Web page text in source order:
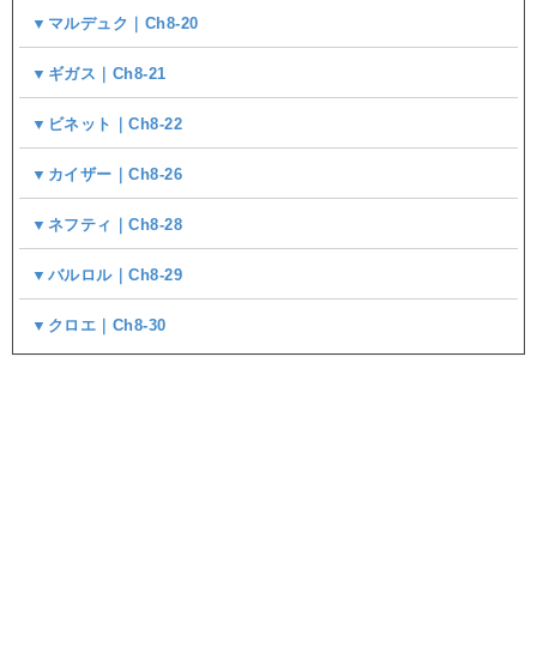
▼マルデュク｜Ch8-20
▼ギガス｜Ch8-21
▼ビネット｜Ch8-22
▼カイザー｜Ch8-26
▼ネフティ｜Ch8-28
▼バルロル｜Ch8-29
▼クロエ｜Ch8-30